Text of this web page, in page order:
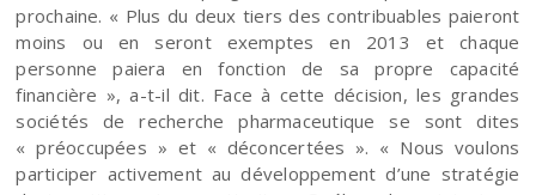
prochaine. « Plus du deux tiers des contribuables paieront
moins ou en seront exemptes en 2013 et chaque
personne paiera en fonction de sa propre capacité
financière », a-t-il dit. Face à cette décision, les grandes
sociétés de recherche pharmaceutique se sont dites
« préoccupées » et « déconcertées ». « Nous voulons
participer activement au développement d’une stratégie